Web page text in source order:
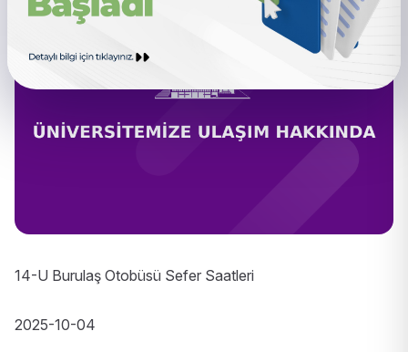
14-U Burulaş Otobüsü Sefer Saatleri
2025-10-04